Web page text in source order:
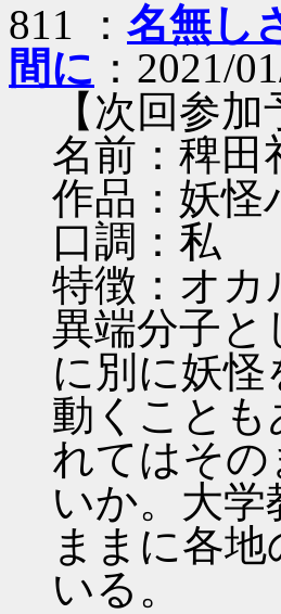
811 ： 名無し
間に ：2021/
【次回参加
名前：稗田
作品：妖怪
口調：私
特徴：オカ
異端分子と
に別に妖
動くこと
れてはそ
いか。大
ままに各
いる。